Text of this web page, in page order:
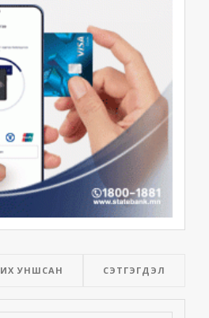
ИХ УНШСАН СЭТГЭГДЭЛ